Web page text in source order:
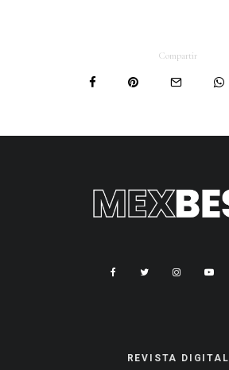
Compartir
REVISTA DIGITAL